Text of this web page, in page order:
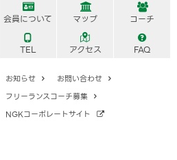

会員について

マップ

コーチ

TEL

アクセス

FAQ
お知らせ  お問い合わせ 
フリーランスコーチ募集 
NGKコーポレートサイト 